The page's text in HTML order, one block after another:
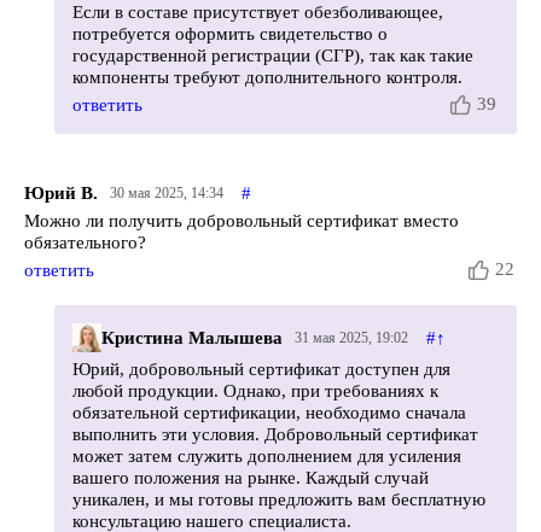
Если в составе присутствует обезболивающее,
потребуется оформить свидетельство о
государственной регистрации (СГР), так как такие
компоненты требуют дополнительного контроля.
39
ответить
Юрий В. 30 мая 2025, 14:34
#
Можно ли получить добровольный сертификат вместо
обязательного?
22
ответить
Кристина Малышева 31 мая 2025, 19:02 #↑
Юрий, добровольный сертификат доступен для
любой продукции. Однако, при требованиях к
обязательной сертификации, необходимо сначала
выполнить эти условия. Добровольный сертификат
может затем служить дополнением для усиления
вашего положения на рынке. Каждый случай
уникален, и мы готовы предложить вам бесплатную
консультацию нашего специалиста.